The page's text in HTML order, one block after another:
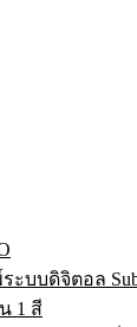
บบดิจิตอล
1 สี